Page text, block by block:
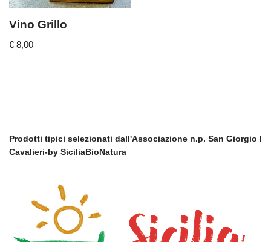
Vino Grillo
€ 8,00
Prodotti tipici selezionati dall'Associazione n.p. San Giorgio I
Cavalieri-by SiciliaBioNatura